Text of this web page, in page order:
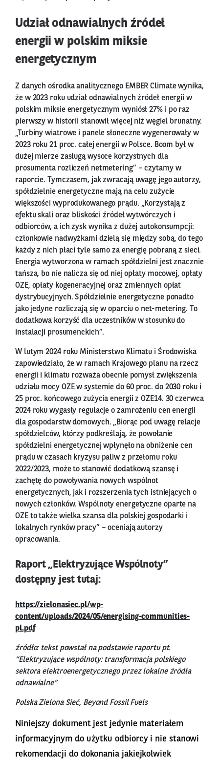
Udział odnawialnych źródeł
energii w polskim miksie
energetycznym
Z danych ośrodka analitycznego EMBER Climate wynika,
że w 2023 roku udział odnawialnych źródeł energii w
polskim miksie energetycznym wyniósł 27% i po raz
pierwszy w historii stanowił więcej niż węgiel brunatny.
„Turbiny wiatrowe i panele słoneczne wygenerowały w
2023 roku 21 proc. całej energii w Polsce. Boom był w
dużej mierze zasługą wysoce korzystnych dla
prosumenta rozliczeń netmetering” – czytamy w
raporcie. Tymczasem, jak zwracają uwagę jego autorzy,
spółdzielnie energetyczne mają na celu zużycie
większości wyprodukowanego prądu. „Korzystają z
efektu skali oraz bliskości źródeł wytwórczych i
odbiorców, a ich zysk wynika z dużej autokonsumpcji:
członkowie nadwyżkami dzielą się między sobą, do tego
każdy z nich płaci tyle samo za energię pobraną z sieci.
Energia wytworzona w ramach spółdzielni jest znacznie
tańsza, bo nie nalicza się od niej opłaty mocowej, opłaty
OZE, opłaty kogeneracyjnej oraz zmiennych opłat
dystrybucyjnych. Spółdzielnie energetyczne ponadto
jako jedyne rozliczają się w oparciu o net-metering. To
dodatkowa korzyść dla uczestników w stosunku do
instalacji prosumenckich”.
W lutym 2024 roku Ministerstwo Klimatu i Środowiska
zapowiedziało, że w ramach Krajowego planu na rzecz
energii i klimatu rozważa obecnie pomysł zwiększenia
udziału mocy OZE w systemie do 60 proc. do 2030 roku i
25 proc. końcowego zużycia energii z OZE14. 30 czerwca
2024 roku wygasły regulacje o zamrożeniu cen energii
dla gospodarstw domowych. „Biorąc pod uwagę relacje
spółdzielców, którzy podkreślają, że powołanie
spółdzielni energetycznej wpłynęło na obniżenie cen
prądu w czasach kryzysu paliw z przełomu roku
2022/2023, może to stanowić dodatkową szansę i
zachętę do powoływania nowych wspólnot
energetycznych, jak i rozszerzenia tych istniejących o
nowych członków. Wspólnoty energetyczne oparte na
OZE to także wielka szansa dla polskiej gospodarki i
lokalnych rynków pracy” – oceniają autorzy
opracowania.
Raport „Elektryzujące Wspólnoty”
dostępny jest tutaj:
https://zielonasiec.pl/wp-
content/uploads/2024/05/energising-communities-
pl.pdf
źródło: tekst powstał na podstawie raportu pt.
“Elektryzujące wspólnoty: transformacja polskiego
sektora elektroenergetycznego przez lokalne źródła
odnawialne”
Polska Zielona Sieć, Beyond Fossil Fuels
Niniejszy dokument jest jedynie materiałem
informacyjnym do użytku odbiorcy i nie stanowi
rekomendacji do dokonania jakiejkolwiek